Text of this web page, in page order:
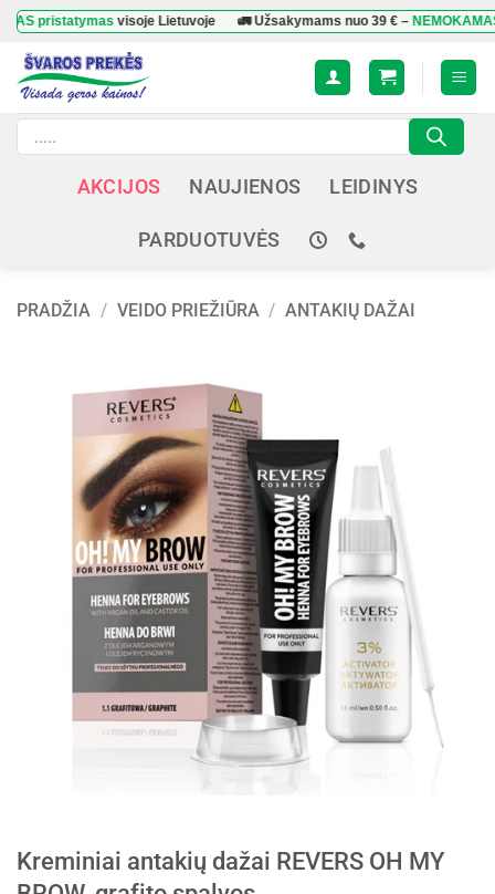
Skip
content
visoje Lietuvoje 🚛 Užsakymams nuo39 €–NEMOKAMAS
Products
search
AKCIJOS NAUJIENOS LEIDINYS
PARDUOTUVĖS
PRADŽIA / VEIDO PRIEŽIŪRA / ANTAKIŲ DAŽAI
Kreminiai antakių dažai REVERS OH MY